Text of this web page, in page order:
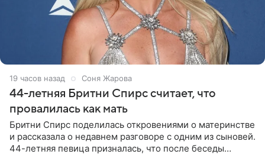
19 часов назад Соня Жарова
44-летняя Бритни Спирс считает, что
провалилась как мать
Бритни Спирс поделилась откровениями о материнстве
и рассказала о недавнем разговоре с одним из сыновей.
44-летняя певица призналась, что после беседы